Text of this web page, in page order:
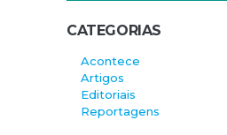
CATEGORIAS
Acontece
Artigos
Editoriais
Reportagens